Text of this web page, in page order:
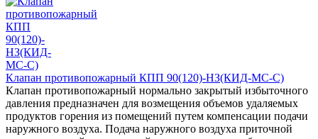
Клапан противопожарный КПП 90(120)-НЗ(КИД-МС-С)
Клапан противопожарный нормально закрытый избыточного
давления предназначен для возмещения объемов удаляемых
продуктов горения из помещений путем компенсации подачи
наружного воздуха. Подача наружного воздуха приточной